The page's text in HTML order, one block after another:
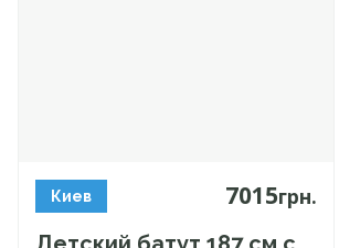
Киев 7015грн.